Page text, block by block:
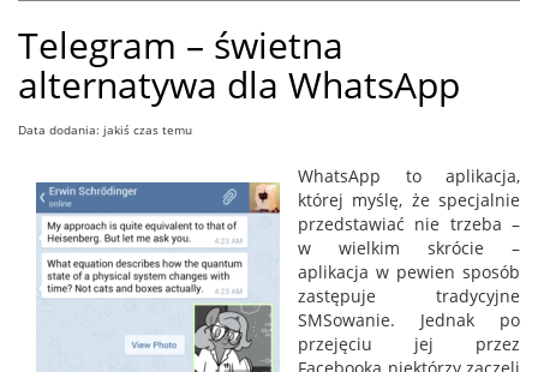
Telegram – świetna
alternatywa dla WhatsApp
Data dodania: jakiś czas temu
WhatsApp to aplikacja,
której myślę, że specjalnie
przedstawiać nie trzeba –
w wielkim skrócie –
aplikacja w pewien sposób
zastępuje tradycyjne
SMSowanie. Jednak po
przejęciu jej przez